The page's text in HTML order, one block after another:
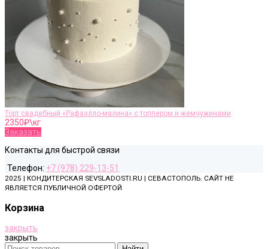
Торт свадебный «Рафаэлло-малина» с топпером и жемчужинами
2350₽\кг
Заказать
Контакты для быстрой связи
Телефон: +7 (978) 229-13-51
2025 | КОНДИТЕРСКАЯ SEVSLADOSTI.RU | СЕВАСТОПОЛЬ. САЙТ НЕ
ЯВЛЯЕТСЯ ПУБЛИЧНОЙ ОФЕРТОЙ
Корзина
закрыть
закрыть